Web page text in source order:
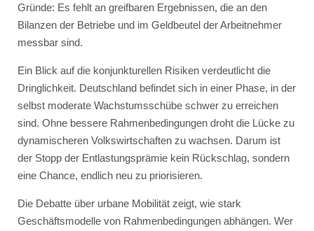
Gründe: Es fehlt an greifbaren Ergebnissen, die an den
Bilanzen der Betriebe und im Geldbeutel der Arbeitnehmer
messbar sind.
Ein Blick auf die konjunkturellen Risiken verdeutlicht die
Dringlichkeit. Deutschland befindet sich in einer Phase, in der
selbst moderate Wachstumsschübe schwer zu erreichen
sind. Ohne bessere Rahmenbedingungen droht die Lücke zu
dynamischeren Volkswirtschaften zu wachsen. Darum ist
der Stopp der Entlastungsprämie kein Rückschlag, sondern
eine Chance, endlich neu zu priorisieren.
Die Debatte über urbane Mobilität zeigt, wie stark
Geschäftsmodelle von Rahmenbedingungen abhängen. Wer